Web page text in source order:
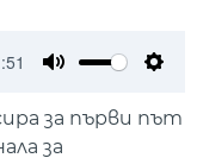
за първи път
за